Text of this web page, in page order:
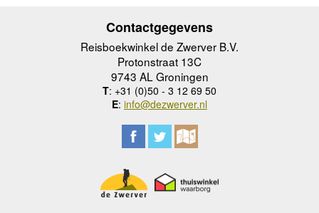
Contactgegevens
Reisboekwinkel de Zwerver B.V.
Protonstraat 13C
9743 AL Groningen
T: +31 (0)50 - 3 12 69 50
E: info@dezwerver.nl